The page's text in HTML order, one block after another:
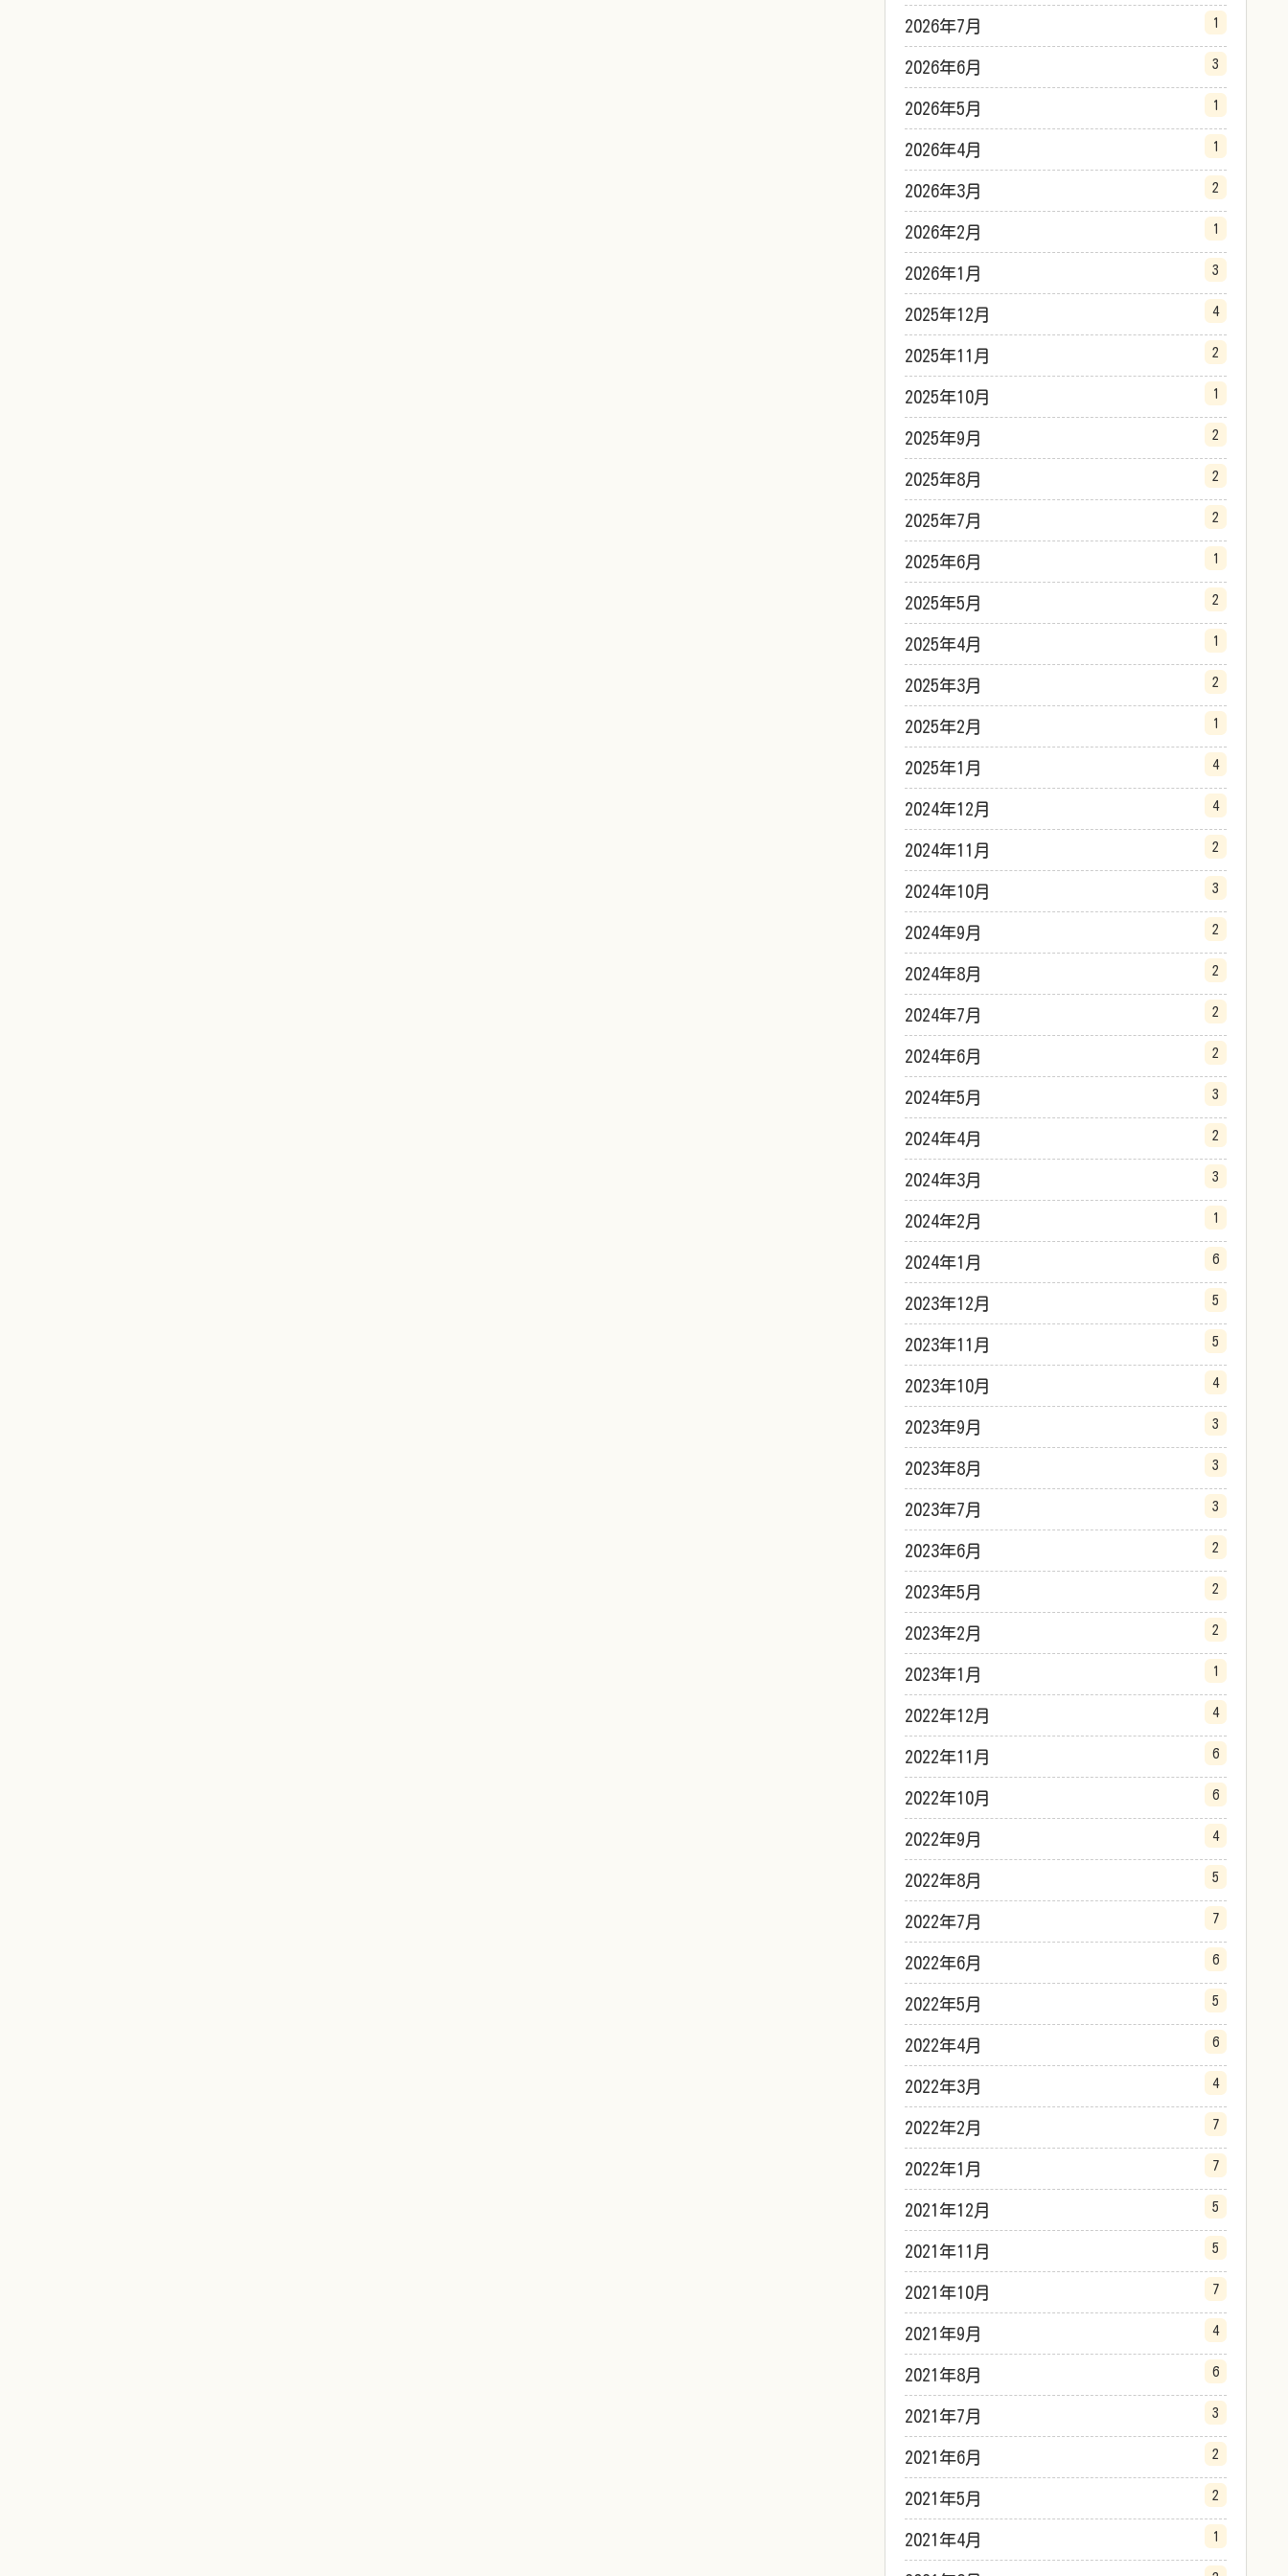
2026年7月 1
2026年6月 3
2026年5月 1
2026年4月 1
2026年3月 2
2026年2月 1
2026年1月 3
2025年12月 4
2025年11月 2
2025年10月 1
2025年9月 2
2025年8月 2
2025年7月 2
2025年6月 1
2025年5月 2
2025年4月 1
2025年3月 2
2025年2月 1
2025年1月 4
2024年12月 4
2024年11月 2
2024年10月 3
2024年9月 2
2024年8月 2
2024年7月 2
2024年6月 2
2024年5月 3
2024年4月 2
2024年3月 3
2024年2月 1
2024年1月 6
2023年12月 5
2023年11月 5
2023年10月 4
2023年9月 3
2023年8月 3
2023年7月 3
2023年6月 2
2023年5月 2
2023年2月 2
2023年1月 1
2022年12月 4
2022年11月 6
2022年10月 6
2022年9月 4
2022年8月 5
2022年7月 7
2022年6月 6
2022年5月 5
2022年4月 6
2022年3月 4
2022年2月 7
2022年1月 7
2021年12月 5
2021年11月 5
2021年10月 7
2021年9月 4
2021年8月 6
2021年7月 3
2021年6月 2
2021年5月 2
2021年4月 1